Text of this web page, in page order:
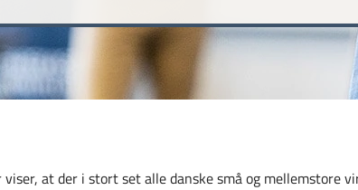
at der i stort set alle danske små og mellemstore